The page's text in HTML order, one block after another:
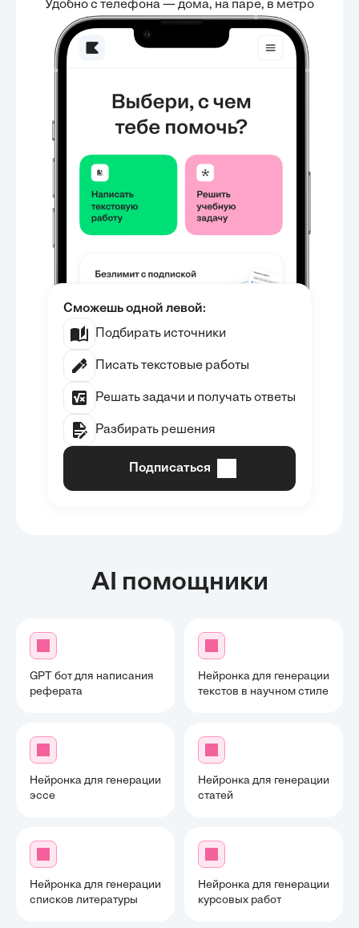
Удобно с телефона — дома, на паре, в метро
Сможешь одной левой:
Подбирать источники
Писать текстовые работы
Решать задачи и получать ответы
Разбирать решения
Подписаться
AI помощники
GPT бот для написания
реферата
Нейронка для генерации
текстов в научном стиле
Нейронка для генерации
эссе
Нейронка для генерации
статей
Нейронка для генерации
списков литературы
Нейронка для генерации
курсовых работ